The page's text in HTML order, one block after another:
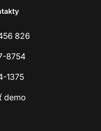
826
8754
1375
demo